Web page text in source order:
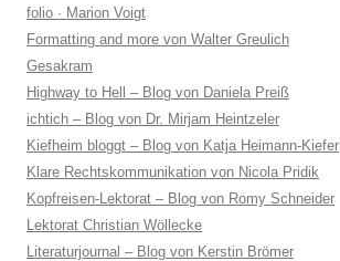
folio · Marion Voigt
Formatting and more von Walter Greulich
Gesakram
Highway to Hell – Blog von Daniela Preiß
ichtich – Blog von Dr. Mirjam Heintzeler
Kiefheim bloggt – Blog von Katja Heimann-Kiefer
Klare Rechtskommunikation von Nicola Pridik
Kopfreisen-Lektorat – Blog von Romy Schneider
Lektorat Christian Wöllecke
Literaturjournal – Blog von Kerstin Brömer